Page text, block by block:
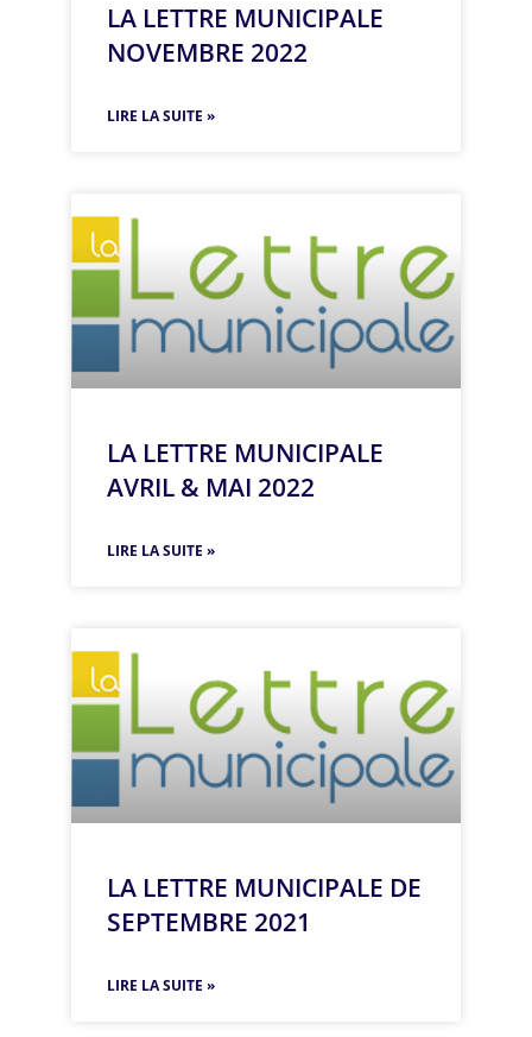
LA LETTRE MUNICIPALE
NOVEMBRE 2022
LIRE LA SUITE »
LA LETTRE MUNICIPALE
AVRIL & MAI 2022
LIRE LA SUITE »
LA LETTRE MUNICIPALE DE
SEPTEMBRE 2021
LIRE LA SUITE »